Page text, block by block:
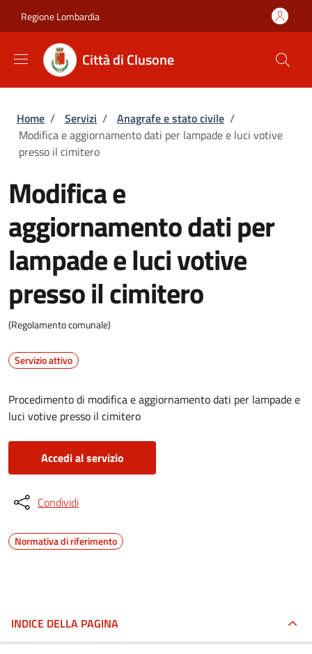
Regione Lombardia
Città di Clusone
Briciole di pane
Home / Servizi / Anagrafe e stato civile /
Modifica e aggiornamento dati per lampade e luci votive
presso il cimitero
Modifica e
aggiornamento dati per
lampade e luci votive
presso il cimitero
(Regolamento comunale)
Servizio attivo
Procedimento di modifica e aggiornamento dati per lampade e
luci votive presso il cimitero
Accedi al servizio
Condividi
Normativa di riferimento
INDICE DELLA PAGINA